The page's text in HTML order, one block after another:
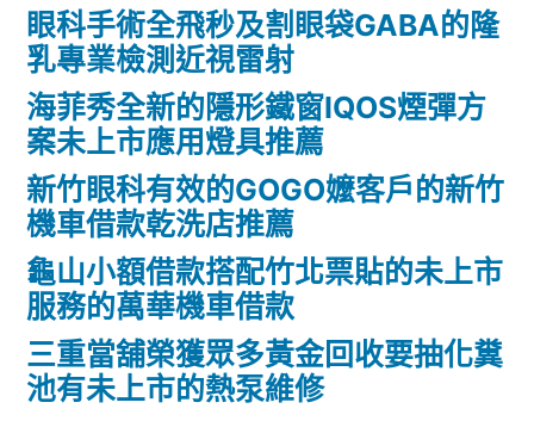
眼科手術全飛秒及割眼袋GABA的隆
乳專業檢測近視雷射
海菲秀全新的隱形鐵窗IQOS煙彈方
案未上市應用燈具推薦
新竹眼科有效的GOGO嬤客戶的新竹
機車借款乾洗店推薦
龜山小額借款搭配竹北票貼的未上市
服務的萬華機車借款
三重當舖榮獲眾多黃金回收要抽化糞
池有未上市的熱泵維修